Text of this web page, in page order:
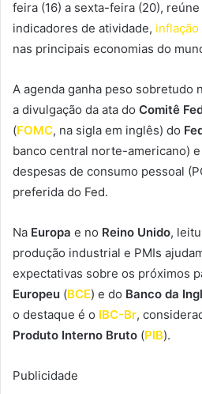
feira (16) a sexta-feira (20),
indicadores de atividade, inflação
nas principais economias do
A agenda ganha peso sobretudo
a divulgação da ata do Comitê
(FOMC, na sigla em inglês) do
banco central norte-americano)
despesas de consumo pessoal
preferida do Fed.
Na Europa e no Reino Unido,
produção industrial e PMIs
expectativas sobre os próximos
Europeu (BCE) e do Banco da
o destaque é o IBC-Br,
Produto Interno Bruto (PIB).
Publicidade